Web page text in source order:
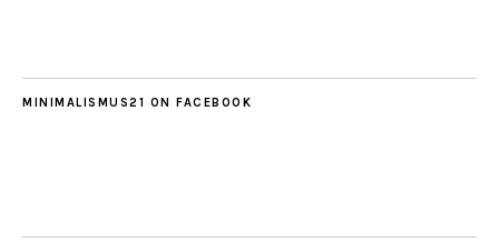
MINIMALISMUS21 ON FACEBOOK